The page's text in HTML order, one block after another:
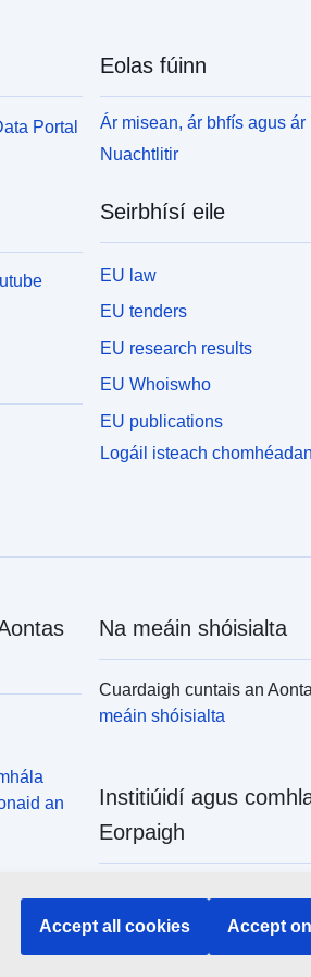
Portal
Eolas fúinn
Ár misean, ár bhfís agus ár
Nuachtlitir
Seirbhísí eile
EU law
EU tenders
EU research results
EU Whoiswho
EU publications
Logáil isteach
an
Na meáin shóisialta
Cuardaigh cuntais an
meáin shóisialta
Institiúidí agus
Eorpaigh
uile de chuid an Aontais
Accept all cookies Accept